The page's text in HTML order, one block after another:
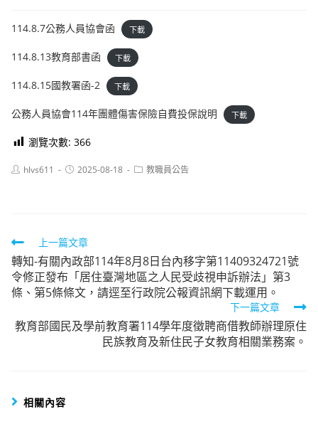
114.8.7公務人員協會函 下載
114.8.13教育部書函 下載
114.8.15國教署函-2 下載
公務人員協會114年團體傷害保險自費投保說明 下載
瀏覽次數: 366
Posthlvs611
Post2025-08-18
Post教職員公告
Read
more
articles
上一篇文章
轉知-有關內政部114年8月8日台內移字第11409324721號
令修正發布「居住臺灣地區之人民受歧視申訴辦法」第3
條、第5條條文，請逕至行政院公報資訊網下載運用。
下一篇文章
教育部國民及學前教育署114學年度徵聘商借教師辦理原住
民族教育及新住民子女教育相關業務案。
相關內容